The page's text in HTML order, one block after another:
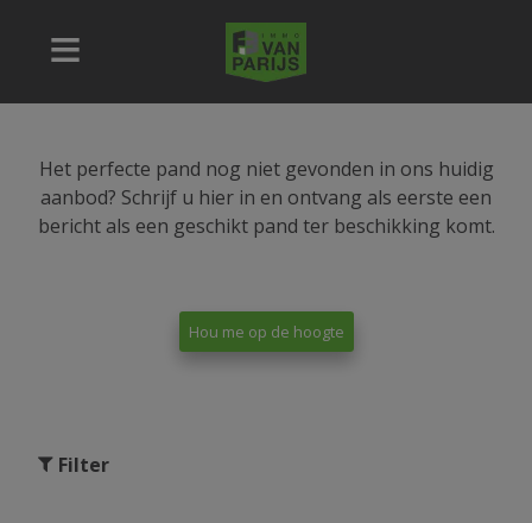
Het perfecte pand nog niet gevonden in ons huidig
aanbod? Schrijf u hier in en ontvang als eerste een
bericht als een geschikt pand ter beschikking komt.
Hou me op de hoogte
Filter